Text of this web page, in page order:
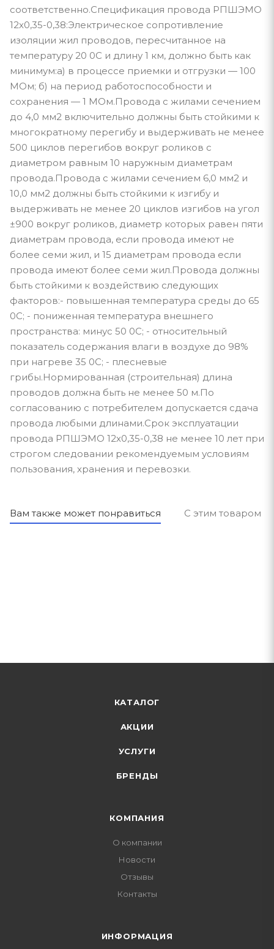
соответственно.Спецификация провода РПШЭМО
12х0,35-0,38:Электрическое сопротивление
изоляции жил проводов, пересчитанное на
температуру 20 0С и длину 1 км, должно быть как
минимум:а) в процессе приемки и отгрузки — 100
МОм; б) на период работоспособности и
сохранения — 1 МОм.Провода с жилами сечением
до 4,0 мм2 включительно должны быть стойкими к
многократному перегибу и выдерживать не менее
500 циклов перегибов вокруг роликов с
диаметром равным 10 наружным диаметрам
провода.Провода с жилами сечением 6,0 мм2 и
10,0 мм2 должны быть стойкими к изгибу и
выдерживать не менее 20 циклов изгибов на угол
±900 вокруг роликов, диаметр которых равен пяти
диаметрам провода, если провода имеют не
более семи жил, и 15 диаметрам провода если
провода имеют более семи жил.Провода должны
быть стойкими к воздействию следующих
факторов:- повышенная температура среды до 65
0С; - пониженная температура внешнего
пространства: минус 50 0С; - относительный
показатель содержания влаги в воздухе до 98%
при нагреве 35 0С; - плесневые
грибы.Нормированная (строительная) длина
проводов должна быть не менее 50 м.По
согласованию с потребителем допускается сдача
провода любыми длинами.Срок эксплуатации
провода РПШЭМО 12х0,35-0,38 не менее 10 лет при
строгом следовании рекомендуемым условиям
пользования, хранения и перевозки.
Вам также может понравиться С этим товаром
КАТАЛОГ
АКЦИИ
УСЛУГИ
БРЕНДЫ
КОМПАНИЯ
О компании
Новости
Отзывы
Контакты
ИНФОРМАЦИЯ